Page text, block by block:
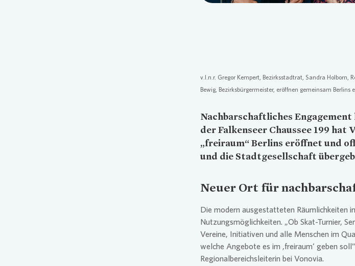
v.l.n.r. Gregor Kempert, Bezirksstadtrat, Sandra Holborn,
Bewig, Bezirksbürgermeister, eröffnen gemeinsam Berlins
Nachbarschaftliches Engagement
der Falkenseer Chaussee 199 hat
„freiraum“ Berlins eröffnet und
und die Stadtgesellschaft
Neuer Ort für
Die modern ausgestatteten Räumlichkeiten
Nutzungsmöglichkeiten. „Ob Skat-Turnier,
Vereine, Initiativen und alle Menschen im
welche Angebote es im ,freiraum‘ geben
Regionalbereichsleiterin bei Vonovia.